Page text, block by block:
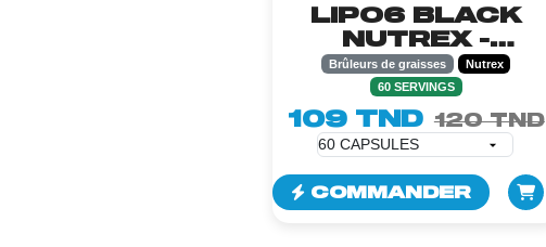
LIPO6 BLACK
NUTREX -
60CAPSULES
Brûleurs de graisses
Nutrex
60 SERVINGS
109 TND 120 TND
COMMANDER